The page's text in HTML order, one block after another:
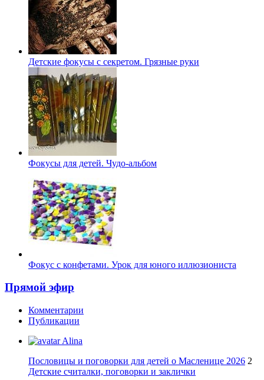
Детские фокусы с секретом. Грязные руки
Фокусы для детей. Чудо-альбом
Фокус с конфетами. Урок для юного иллюзиониста
Прямой эфир
Комментарии
Публикации
Alina
Пословицы и поговорки для детей о Масленице 2026 2
Детские считалки, поговорки и заклички